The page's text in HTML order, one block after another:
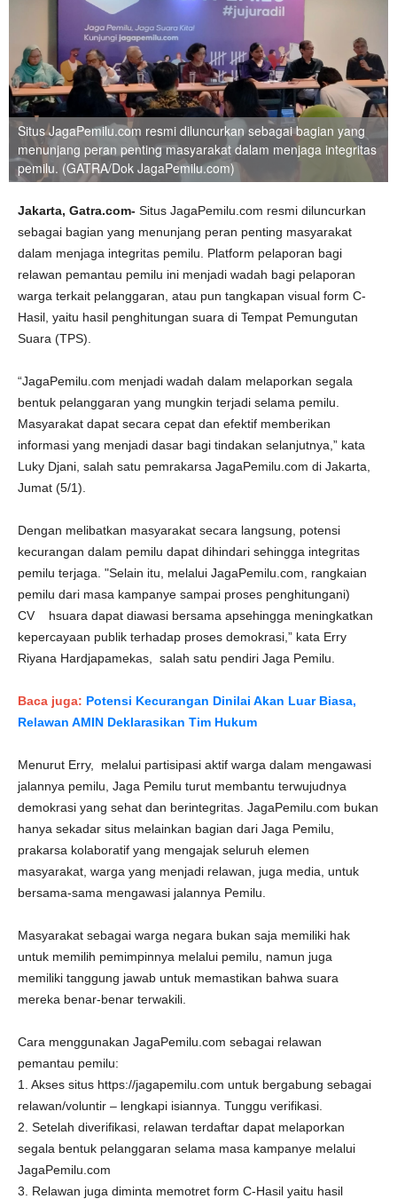
Situs JagaPemilu.com resmi diluncurkan sebagai bagian yang
menunjang peran penting masyarakat dalam menjaga integritas
pemilu. (GATRA/Dok JagaPemilu.com)
Jakarta, Gatra.com- Situs JagaPemilu.com resmi diluncurkan
sebagai bagian yang menunjang peran penting masyarakat
dalam menjaga integritas pemilu. Platform pelaporan bagi
relawan pemantau pemilu ini menjadi wadah bagi pelaporan
warga terkait pelanggaran, atau pun tangkapan visual form C-
Hasil, yaitu hasil penghitungan suara di Tempat Pemungutan
Suara (TPS).
“JagaPemilu.com menjadi wadah dalam melaporkan segala
bentuk pelanggaran yang mungkin terjadi selama pemilu.
Masyarakat dapat secara cepat dan efektif memberikan
informasi yang menjadi dasar bagi tindakan selanjutnya,” kata
Luky Djani, salah satu pemrakarsa JagaPemilu.com di Jakarta,
Jumat (5/1).
Dengan melibatkan masyarakat secara langsung, potensi
kecurangan dalam pemilu dapat dihindari sehingga integritas
pemilu terjaga. "Selain itu, melalui JagaPemilu.com, rangkaian
pemilu dari masa kampanye sampai proses penghitungani)
CV hsuara dapat diawasi bersama apsehingga meningkatkan
kepercayaan publik terhadap proses demokrasi,” kata Erry
Riyana Hardjapamekas, salah satu pendiri Jaga Pemilu.
Baca juga: Potensi Kecurangan Dinilai Akan Luar Biasa,
Relawan AMIN Deklarasikan Tim Hukum
Menurut Erry, melalui partisipasi aktif warga dalam mengawasi
jalannya pemilu, Jaga Pemilu turut membantu terwujudnya
demokrasi yang sehat dan berintegritas. JagaPemilu.com bukan
hanya sekadar situs melainkan bagian dari Jaga Pemilu,
prakarsa kolaboratif yang mengajak seluruh elemen
masyarakat, warga yang menjadi relawan, juga media, untuk
bersama-sama mengawasi jalannya Pemilu.
Masyarakat sebagai warga negara bukan saja memiliki hak
untuk memilih pemimpinnya melalui pemilu, namun juga
memiliki tanggung jawab untuk memastikan bahwa suara
mereka benar-benar terwakili.
Cara menggunakan JagaPemilu.com sebagai relawan
pemantau pemilu:
1. Akses situs https://jagapemilu.com untuk bergabung sebagai
relawan/voluntir – lengkapi isiannya. Tunggu verifikasi.
2. Setelah diverifikasi, relawan terdaftar dapat melaporkan
segala bentuk pelanggaran selama masa kampanye melalui
JagaPemilu.com
3. Relawan juga diminta memotret form C-Hasil yaitu hasil